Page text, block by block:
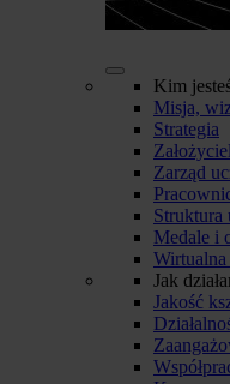
Kim
Misja,
Strategia
Założyciel
Zarząd
Struktura
Medale i
Jak
Jakość